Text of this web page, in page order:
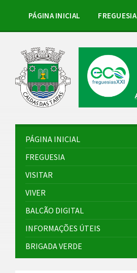
sidebar
PÁGINA INICIAL FREGUESIA
PÁGINA INICIAL
FREGUESIA
VISITAR
VIVER
BALCÃO DIGITAL
INFORMAÇÕES ÚTEIS
BRIGADA VERDE